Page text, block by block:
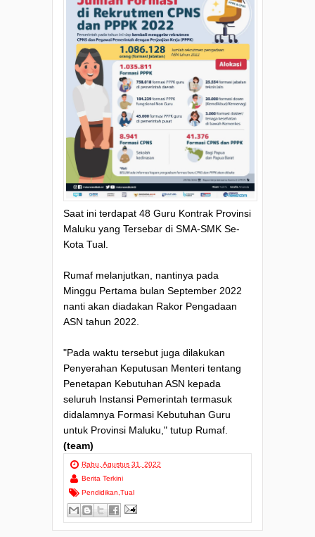
Saat ini terdapat 48 Guru Kontrak Provinsi
Maluku yang Tersebar di SMA-SMK Se-
Kota Tual.
Rumaf melanjutkan, nantinya pada
Minggu Pertama bulan September 2022
nanti akan diadakan Rakor Pengadaan
ASN tahun 2022.
"Pada waktu tersebut juga dilakukan
Penyerahan Keputusan Menteri tentang
Penetapan Kebutuhan ASN kepada
seluruh Instansi Pemerintah termasuk
didalamnya Formasi Kebutuhan Guru
untuk Provinsi Maluku," tutup Rumaf.
(team)
Rabu, Agustus 31, 2022
Berita Terkini
Pendidikan Tual